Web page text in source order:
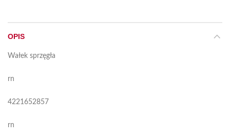
OPIS
Wałek sprzęgła
rn
4221652857
rn